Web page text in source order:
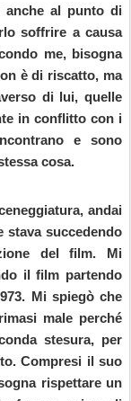
anche al punto di
soffrire a causa
me, bisogna
è di riscatto, ma
di lui, quelle
in conflitto con i
e sono
cosa.
andai
succedendo
del film. Mi
il film partendo
Mi spiegò che
male perché
stesura, per
Compresi il suo
rispettare un